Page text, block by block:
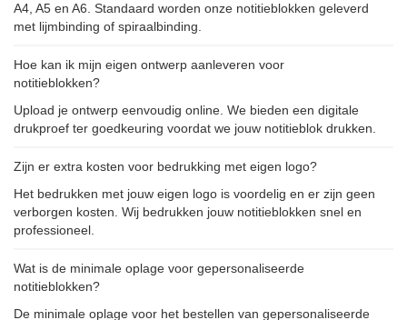
A4, A5 en A6. Standaard worden onze notitieblokken geleverd
met lijmbinding of spiraalbinding.
Hoe kan ik mijn eigen ontwerp aanleveren voor
notitieblokken?
Upload je ontwerp eenvoudig online. We bieden een digitale
drukproef ter goedkeuring voordat we jouw notitieblok drukken.
Zijn er extra kosten voor bedrukking met eigen logo?
Het bedrukken met jouw eigen logo is voordelig en er zijn geen
verborgen kosten. Wij bedrukken jouw notitieblokken snel en
professioneel.
Wat is de minimale oplage voor gepersonaliseerde
notitieblokken?
De minimale oplage voor het bestellen van gepersonaliseerde